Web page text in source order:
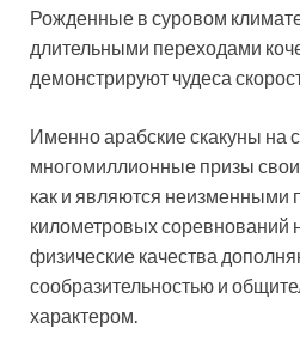
Рожденные в суровом
длительными переходами
демонстрируют чудеса
Именно арабские скакуны на
многомиллионные призы
как и являются неизменными
километровых соревнований
физические качества
сообразительностью и
характером.